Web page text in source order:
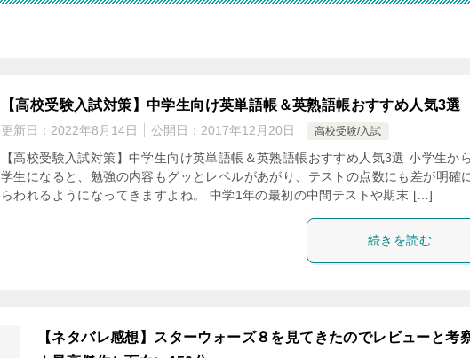
【高校受験入試対策】中学生向け英単語帳＆英熟語帳おすすめ人気3選
更新日： 2022年8月14日 公開日： 2017年12月20日 高校受験/入試
【高校受験入試対策】中学生向け英単語帳＆英熟語帳おすすめ人気3選 小学生か
学生になると、勉強の内容もグッとレベルがあがり、テストの点数にも差が明確
らわれるようになってきますよね。 中学1年の最初の中間テストや期末 […]
続きを読む
【ネタバレ感想】スターウォーズ８を見てきたのでレビューと考